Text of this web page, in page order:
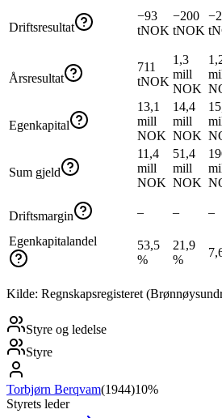
Driftsresultat
−93
tNOK
−200
tNOK
Årsresultat
711
tNOK
1,3
mill
NOK
Egenkapital
13,1
mill
NOK
14,4
mill
NOK
Sum gjeld
11,4
mill
NOK
51,4
mill
NOK
Driftsmargin – – –
Egenkapitalandel
53,5
%
21,9
%
Kilde: Regnskapsregisteret
Styre og ledelse
Styre
Torbjørn Berqvam(1944)10%
Styrets leder